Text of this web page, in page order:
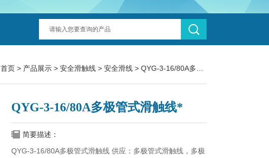
首页 > 产品展示 > 安全滑触线 > 安全滑线 > QYG-3-16/80A多极管式滑触线*
QYG-3-16/80A多极管式滑触线*
简要描述：
QYG-3-16/80A多极管式滑触线 供应：多极管式滑触线，多极